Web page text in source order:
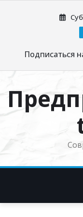
Подписаться